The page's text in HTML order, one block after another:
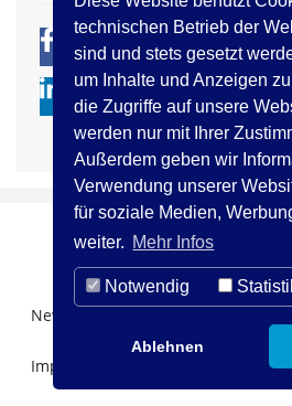
technischen Betrieb der
sind und stets gesetzt
um Inhalte und Anzeigen
die Zugriffe auf unsere
werden nur mit Ihrer
Außerdem geben wir
Verwendung unserer
für soziale Medien,
weiter. Mehr Infos
Notwendig
Ablehnen
0
Newsletter Registration
Impressum